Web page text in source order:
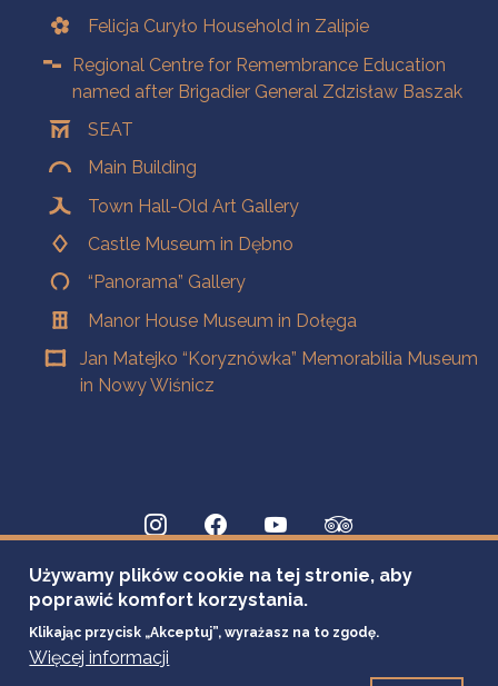
Felicja Curyło Household in Zalipie
Regional Centre for Remembrance Education
named after Brigadier General Zdzisław Baszak
SEAT
Main Building
Town Hall-Old Art Gallery
Castle Museum in Dębno
“Panorama” Gallery
Manor House Museum in Dołęga
Jan Matejko “Koryznówka” Memorabilia Museum
in Nowy Wiśnicz
Używamy plików cookie na tej stronie, aby
poprawić komfort korzystania.
Klikając przycisk „Akceptuj”, wyrażasz na to zgodę.
Więcej informacji